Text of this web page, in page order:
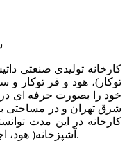
کارخانه تولیدی صنعتی
آشپزخانه( هود، اجاق گاز و…) را در انواع مختلف تولید کند.